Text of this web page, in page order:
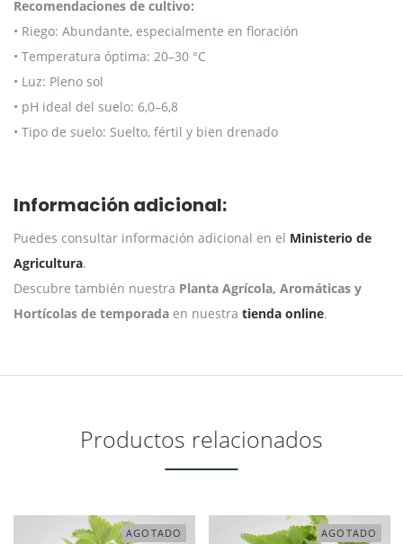
Recomendaciones de cultivo:
• Riego: Abundante, especialmente en floración
• Temperatura óptima: 20–30 °C
• Luz: Pleno sol
• pH ideal del suelo: 6,0–6,8
• Tipo de suelo: Suelto, fértil y bien drenado
Información adicional:
Puedes consultar información adicional en el Ministerio de
Agricultura.
Descubre también nuestra Planta Agrícola, Aromáticas y
Hortícolas de temporada en nuestra tienda online.
Productos relacionados
AGOTADO AGOTADO